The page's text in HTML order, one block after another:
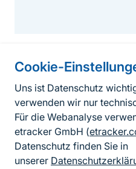
Cookie-
Uns ist Datenschutz
verwenden wir nur
Für die Webanalyse
etracker GmbH (
Datenschutz finden Sie in
unserer
Informationen zur
Fußzeile
Erklärung zur